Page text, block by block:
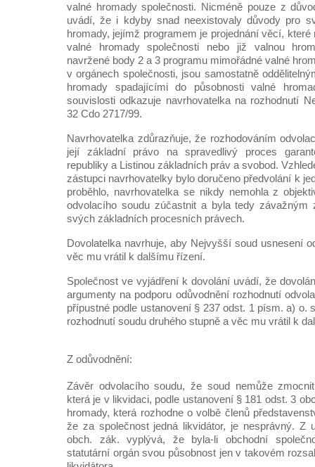
valné hromady společnosti. Nicméně pouze z
uvádí, že i kdyby snad neexistovaly důvody pro
hromady, jejímž programem je projednání věcí, které
valné hromady společnosti nebo již valnou
navržené body 2 a 3 programu mimořádné valné
v orgánech společnosti, jsou samostatně
hromady spadajícími do působnosti valné
souvislosti odkazuje navrhovatelka na rozhodnutí
32 Cdo 2717/99.
Navrhovatelka zdůrazňuje, že rozhodováním
její základní právo na spravedlivý proces
republiky a Listinou základních práv a svobod.
zástupci navrhovatelky bylo doručeno předvolání k
proběhlo, navrhovatelka se nikdy nemohla z
odvolacího soudu zúčastnit a byla tedy závažným
svých základních procesních právech.
Dovolatelka navrhuje, aby Nejvyšší soud usnesení
věc mu vrátil k dalšímu řízení.
Společnost ve vyjádření k dovolání uvádí, že
argumenty na podporu odůvodnění rozhodnutí
přípustné podle ustanovení § 237 odst. 1 písm. a) o.
rozhodnutí soudu druhého stupně a věc mu vrátil k
Z odůvodnění:
Závěr odvolacího soudu, že soud nemůže
která je v likvidaci, podle ustanovení § 181 odst. 3
hromady, která rozhodne o volbě členů
že za společnost jedná likvidátor, je nesprávný. Z
obch. zák. vyplývá, že byla-li obchodní
statutární orgán svou působnost jen v takovém